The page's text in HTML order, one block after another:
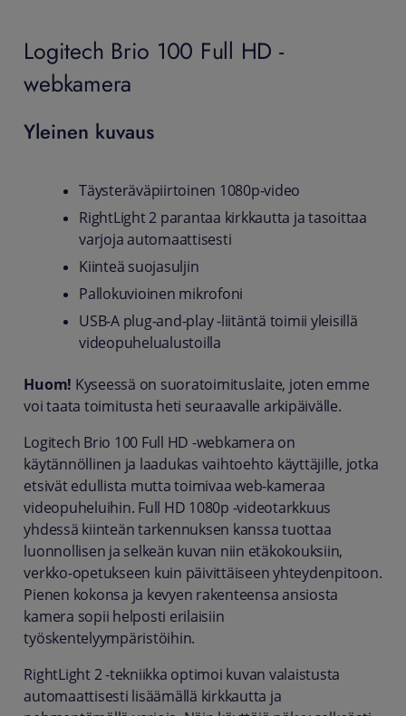
Logitech Brio 100 Full HD -
webkamera
Yleinen kuvaus
Täysteräväpiirtoinen 1080p-video
RightLight 2 parantaa kirkkautta ja tasoittaa
varjoja automaattisesti
Kiinteä suojasuljin
Pallokuvioinen mikrofoni
USB-A plug-and-play -liitäntä toimii yleisillä
videopuhelualustoilla
Huom! Kyseessä on suoratoimituslaite, joten emme
voi taata toimitusta heti seuraavalle arkipäivälle.
Logitech Brio 100 Full HD -webkamera on
käytännöllinen ja laadukas vaihtoehto käyttäjille, jotka
etsivät edullista mutta toimivaa web-kameraa
videopuheluihin. Full HD 1080p -videotarkkuus
yhdessä kiinteän tarkennuksen kanssa tuottaa
luonnollisen ja selkeän kuvan niin etäkokouksiin,
verkko-opetukseen kuin päivittäiseen yhteydenpitoon.
Pienen kokonsa ja kevyen rakenteensa ansiosta
kamera sopii helposti erilaisiin
työskentelyympäristöihin.
RightLight 2 -tekniikka optimoi kuvan valaistusta
automaattisesti lisäämällä kirkkautta ja